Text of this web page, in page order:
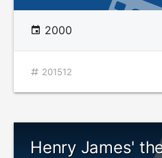
2000
201512
Henry James'